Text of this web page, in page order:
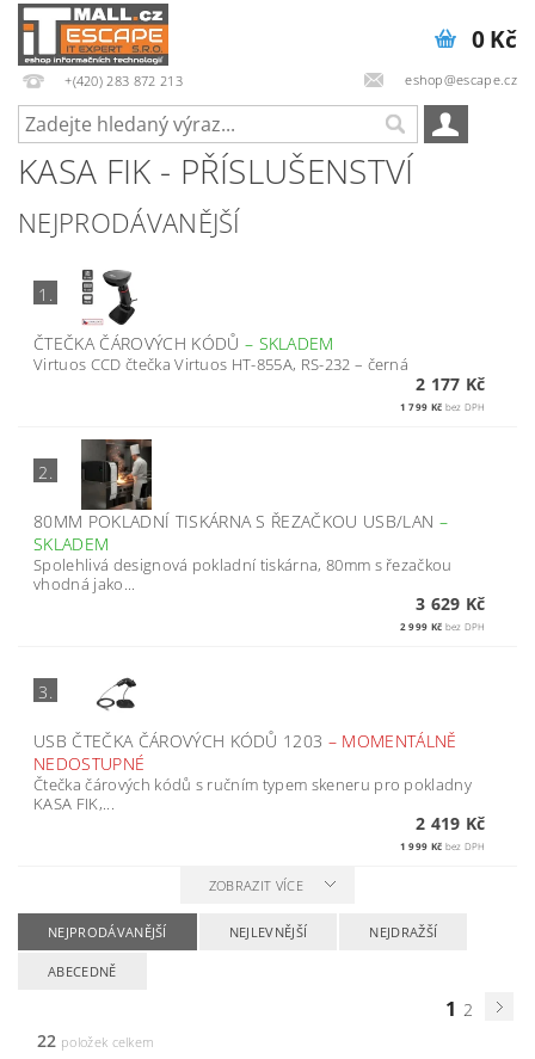
+(420) 283 872 213 eshop@escape.cz
0 Kč
KASA FIK - PŘÍSLUŠENSTVÍ
NEJPRODÁVANĚJŠÍ
1.
ČTEČKA ČÁROVÝCH KÓDŮ – SKLADEM
Virtuos CCD čtečka Virtuos HT-855A, RS-232 – černá
2 177 Kč
1 799 Kč bez DPH
2.
80MM POKLADNÍ TISKÁRNA S ŘEZAČKOU USB/LAN –
SKLADEM
Spolehlivá designová pokladní tiskárna, 80mm s řezačkou
vhodná jako...
3 629 Kč
2 999 Kč bez DPH
3.
USB ČTEČKA ČÁROVÝCH KÓDŮ 1203 – MOMENTÁLNĚ
NEDOSTUPNÉ
Čtečka čárových kódů s ručním typem skeneru pro pokladny
KASA FIK,...
2 419 Kč
1 999 Kč bez DPH
ZOBRAZIT VÍCE
NEJPRODÁVANĚJŠÍ NEJLEVNĚJŠÍ NEJDRAŽŠÍ
ABECEDNĚ
1 2
22 položek celkem